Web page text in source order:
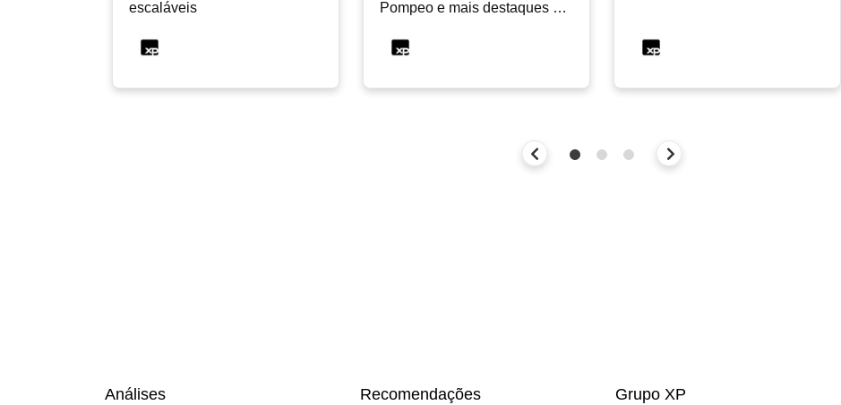
escaláveis
Pompeo e mais destaques do
Análises Recomendações Grupo XP